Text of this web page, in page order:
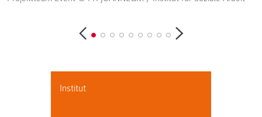
Institut